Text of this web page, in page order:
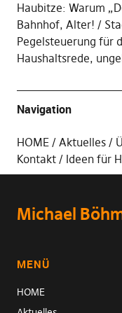
Haubitze: Warum
Bahnhof, Alter!
Pegelsteuerung für
Haushaltsrede,
Navigation
HOME Aktuelles
Kontakt
Ideen für
Michael
MENÜ
HOME